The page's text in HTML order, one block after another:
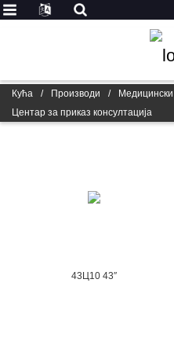
Кућа / Производи / Медицински
Центар за приказ консултација
43Ц10 43″